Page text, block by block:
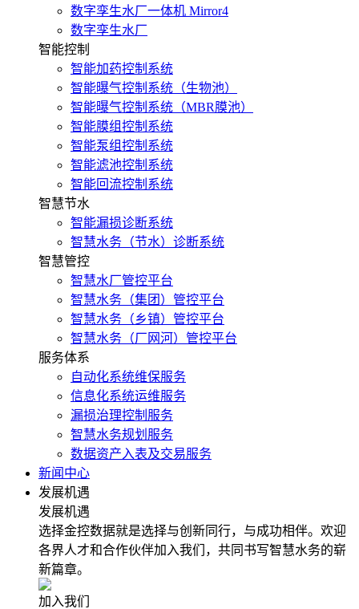
数字孪生水厂一体机 Mirror4
数字孪生水厂
智能控制
智能加药控制系统
智能曝气控制系统（生物池）
智能曝气控制系统（MBR膜池）
智能膜组控制系统
智能泵组控制系统
智能滤池控制系统
智能回流控制系统
智慧节水
智能漏损诊断系统
智慧水务（节水）诊断系统
智慧管控
智慧水厂管控平台
智慧水务（集团）管控平台
智慧水务（乡镇）管控平台
智慧水务（厂网河）管控平台
服务体系
自动化系统维保服务
信息化系统运维服务
漏损治理控制服务
智慧水务规划服务
数据资产入表及交易服务
新闻中心
发展机遇
发展机遇
选择金控数据就是选择与创新同行，与成功相伴。欢迎
各界人才和合作伙伴加入我们，共同书写智慧水务的崭
新篇章。
加入我们